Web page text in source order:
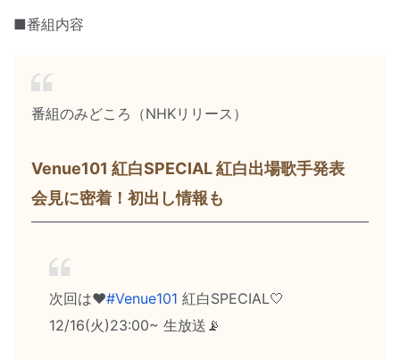
■番組内容
番組のみどころ（NHKリリース）
Venue101 紅白SPECIAL 紅白出場歌手発表
会見に密着！初出し情報も
次回は❤#Venue101 紅白SPECIAL🤍
12/16(火)23:00~ 生放送📡